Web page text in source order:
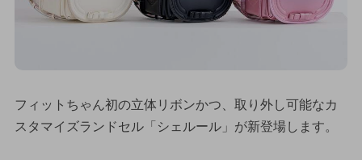
フィットちゃん初の立体リボンかつ、取り外し可能なカ
スタマイズランドセル「シェルール」が新登場します。